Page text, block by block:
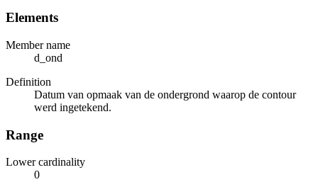
Elements
Member name
d_ond
Definition
Datum van opmaak van de ondergrond waarop de contour
werd ingetekend.
Range
Lower cardinality
0